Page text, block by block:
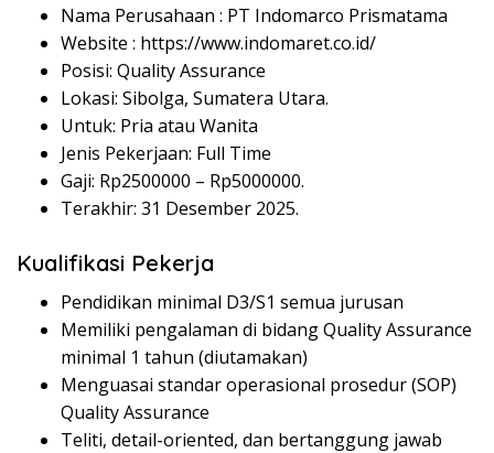
Nama Perusahaan : PT Indomarco Prismatama
Website : https://www.indomaret.co.id/
Posisi: Quality Assurance
Lokasi: Sibolga, Sumatera Utara.
Untuk: Pria atau Wanita
Jenis Pekerjaan: Full Time
Gaji: Rp2500000 – Rp5000000.
Terakhir: 31 Desember 2025.
Kualifikasi Pekerja
Pendidikan minimal D3/S1 semua jurusan
Memiliki pengalaman di bidang Quality Assurance
minimal 1 tahun (diutamakan)
Menguasai standar operasional prosedur (SOP)
Quality Assurance
Teliti, detail-oriented, dan bertanggung jawab